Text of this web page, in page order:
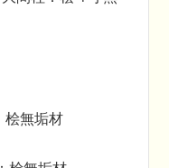
桧無垢材